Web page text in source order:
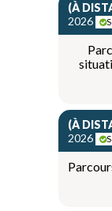
(À
2026
(À
2026